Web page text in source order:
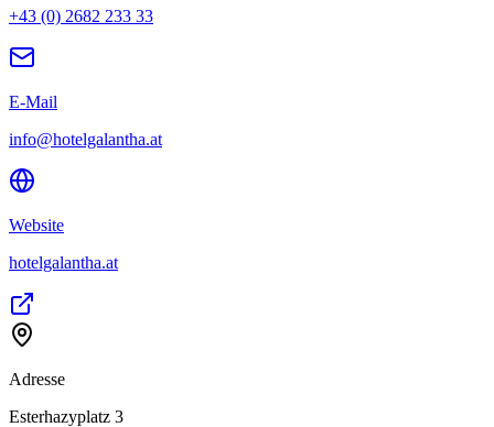
+43 (0) 2682 233 33
E-Mail
info@hotelgalantha.at
Website
hotelgalantha.at
Adresse
Esterhazyplatz 3